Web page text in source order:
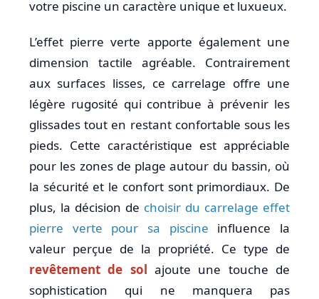
votre piscine un caractère unique et luxueux.
L’effet pierre verte apporte également une
dimension tactile agréable. Contrairement
aux surfaces lisses, ce carrelage offre une
légère rugosité qui contribue à prévenir les
glissades tout en restant confortable sous les
pieds. Cette caractéristique est appréciable
pour les zones de plage autour du bassin, où
la sécurité et le confort sont primordiaux. De
plus, la décision de choisir du carrelage effet
pierre verte pour sa piscine influence la
valeur perçue de la propriété. Ce type de
revêtement de sol ajoute une touche de
sophistication qui ne manquera pas